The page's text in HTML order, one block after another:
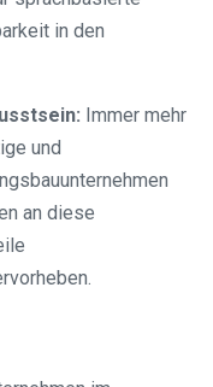
in den
Immer mehr
und
an diese